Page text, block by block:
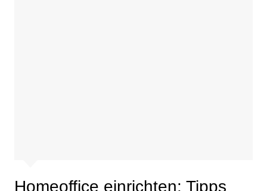
Homeoffice einrichten: Tipps